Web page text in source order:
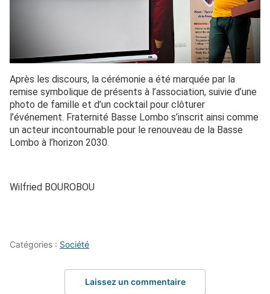
Après les discours, la cérémonie a été marquée par la
remise symbolique de présents à l’association, suivie d’une
photo de famille et d’un cocktail pour clôturer
l’événement. Fraternité Basse Lombo s’inscrit ainsi comme
un acteur incontournable pour le renouveau de la Basse
Lombo à l’horizon 2030.
Wilfried BOUROBOU
Catégories : Société
Laissez un commentaire